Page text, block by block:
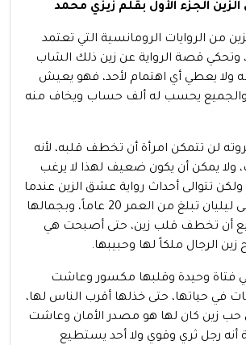
الجزء الأول بقلم زيزي محمد
من الروايات الرومانسية التي تعتمد
وتحكي قصة الرواية عن زين ذلك الشاب
ولا يعطي أي اهتمام لأحد، فهو يعيش
والجميع يحسب له ألف حساب ويخاف منه
لن تتمكن امرأة أن تخطف قلبه، لأنه
ولا يمكن أن يكون ضعيف لهذا لا يرغب
تتوالى أحداث رواية عشق الزين عندما
يلتقي في فتاة تدعى ليليان تبلغ من العمر 20 عاماً، وبجمالها
أن تخطف قلب زين، حتى أصبحت هي
الرجال ملكاً لها وحبيبها.
فتاة وحيدة وقلبها مكسور وعاشت
في حياتها، حتى خذلها أقرب الناس لها،
زين كان لها هو مصدر الأمان وعاشت
رجل ثري وقوي ولا أحد يستطيع